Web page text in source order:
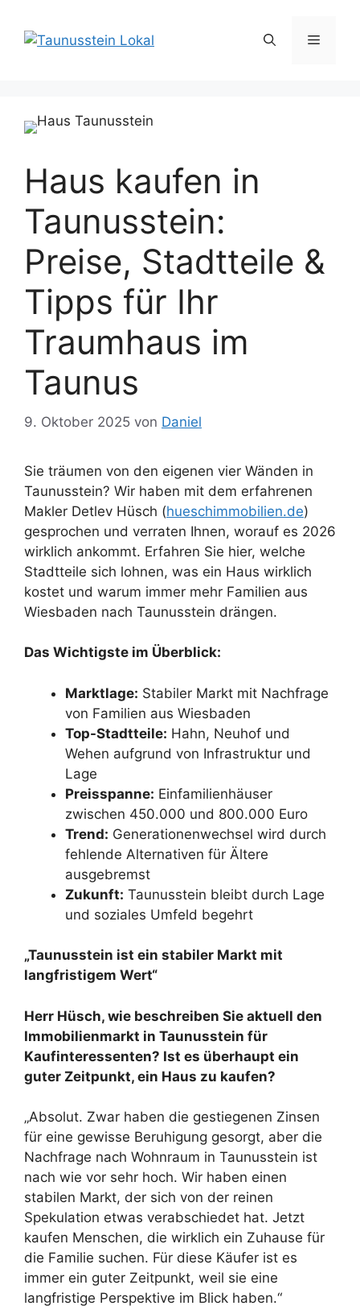
Inhalt
springen
Menü
Haus kaufen in
Taunusstein:
Preise, Stadtteile &
Tipps für Ihr
Traumhaus im
Taunus
9. Oktober 2025 von Daniel
Sie träumen von den eigenen vier Wänden in
Taunusstein? Wir haben mit dem erfahrenen
Makler Detlev Hüsch (hueschimmobilien.de)
gesprochen und verraten Ihnen, worauf es 2026
wirklich ankommt. Erfahren Sie hier, welche
Stadtteile sich lohnen, was ein Haus wirklich
kostet und warum immer mehr Familien aus
Wiesbaden nach Taunusstein drängen.
Das Wichtigste im Überblick:
Marktlage: Stabiler Markt mit Nachfrage
von Familien aus Wiesbaden
Top-Stadtteile: Hahn, Neuhof und
Wehen aufgrund von Infrastruktur und
Lage
Preisspanne: Einfamilienhäuser
zwischen 450.000 und 800.000 Euro
Trend: Generationenwechsel wird durch
fehlende Alternativen für Ältere
ausgebremst
Zukunft: Taunusstein bleibt durch Lage
und soziales Umfeld begehrt
„Taunusstein ist ein stabiler Markt mit
langfristigem Wert“
Herr Hüsch, wie beschreiben Sie aktuell den
Immobilienmarkt in Taunusstein für
Kaufinteressenten? Ist es überhaupt ein
guter Zeitpunkt, ein Haus zu kaufen?
„Absolut. Zwar haben die gestiegenen Zinsen
für eine gewisse Beruhigung gesorgt, aber die
Nachfrage nach Wohnraum in Taunusstein ist
nach wie vor sehr hoch. Wir haben einen
stabilen Markt, der sich von der reinen
Spekulation etwas verabschiedet hat. Jetzt
kaufen Menschen, die wirklich ein Zuhause für
die Familie suchen. Für diese Käufer ist es
immer ein guter Zeitpunkt, weil sie eine
langfristige Perspektive im Blick haben.“